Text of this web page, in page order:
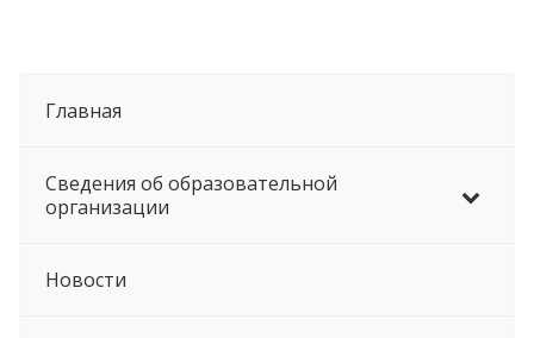
Главная
Сведения об образовательной
организации
Новости